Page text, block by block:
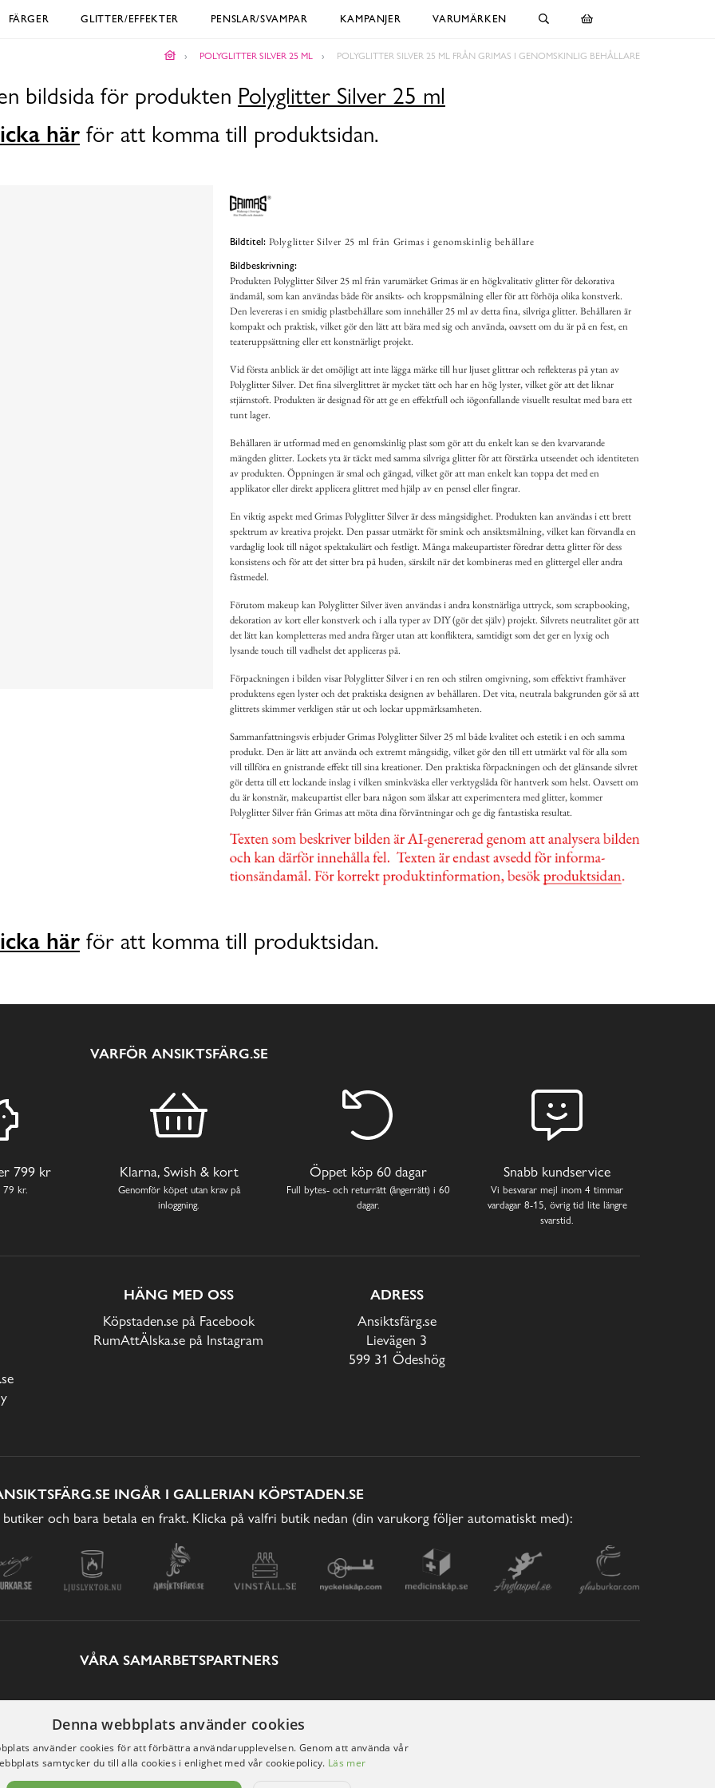
FÄRGER GLITTER/EFFEKTER PENSLAR/SVAMPAR KAMPANJER VARUMÄRKEN
POLYGLITTER SILVER 25 ML POLYGLITTER SILVER 25 ML FRÅN GRIMAS I GENOMSKINLIG BEHÅLLARE
bildsida för produkten Polyglitter Silver 25 ml
här för att komma till produktsidan.
Bildtitel: Polyglitter Silver 25 ml från Grimas i genomskinlig behållare
Bildbeskrivning:
Produkten Polyglitter Silver 25 ml från varumärket Grimas är en högkvalitativ glitter för dekorativa
ändamål, som kan användas både för ansikts- och kroppsmålning eller för att förhöja olika konstverk.
Den levereras i en smidig plastbehållare som innehåller 25 ml av detta fina, silvriga glitter. Behållaren är
kompakt och praktisk, vilket gör den lätt att bära med sig och använda, oavsett om du är på en fest, en
teateruppsättning eller ett konstnärligt projekt.
Vid första anblick är det omöjligt att inte lägga märke till hur ljuset glittrar och reflekteras på ytan av
Polyglitter Silver. Det fina silverglittret är mycket tätt och har en hög lyster, vilket gör att det liknar
stjärnstoft. Produkten är designad för att ge en effektfull och iögonfallande visuellt resultat med bara ett
tunt lager.
Behållaren är utformad med en genomskinlig plast som gör att du enkelt kan se den kvarvarande
mängden glitter. Lockets yta är täckt med samma silvriga glitter för att förstärka utseendet och identiteten
av produkten. Öppningen är smal och gängad, vilket gör att man enkelt kan toppa det med en
applikator eller direkt applicera glittret med hjälp av en pensel eller fingrar.
En viktig aspekt med Grimas Polyglitter Silver är dess mångsidighet. Produkten kan användas i ett brett
spektrum av kreativa projekt. Den passar utmärkt för smink och ansiktsmålning, vilket kan förvandla en
vardaglig look till något spektakulärt och festligt. Många makeupartister föredrar detta glitter för dess
konsistens och för att det sitter bra på huden, särskilt när det kombineras med en glittergel eller andra
fästmedel.
Förutom makeup kan Polyglitter Silver även användas i andra konstnärliga uttryck, som scrapbooking,
dekoration av kort eller konstverk och i alla typer av DIY (gör det själv) projekt. Silvrets neutralitet gör att
det lätt kan kompletteras med andra färger utan att konfliktera, samtidigt som det ger en lyxig och
lysande touch till vadhelst det appliceras på.
Förpackningen i bilden visar Polyglitter Silver i en ren och stilren omgivning, som effektivt framhäver
produktens egen lyster och det praktiska designen av behållaren. Det vita, neutrala bakgrunden gör så att
glittrets skimmer verkligen står ut och lockar uppmärksamheten.
Sammanfattningsvis erbjuder Grimas Polyglitter Silver 25 ml både kvalitet och estetik i en och samma
produkt. Den är lätt att använda och extremt mångsidig, vilket gör den till ett utmärkt val för alla som
vill tillföra en gnistrande effekt till sina kreationer. Den praktiska förpackningen och det glänsande silvret
gör detta till ett lockande inslag i vilken sminkväska eller verktygslåda för hantverk som helst. Oavsett om
du är konstnär, makeupartist eller bara någon som älskar att experimentera med glitter, kommer
Polyglitter Silver från Grimas att möta dina förväntningar och ge dig fantastiska resultat.
här för att komma till produktsidan.
VARFÖR ANSIKTSFÄRG.SE
799 kr
79 kr.
Klarna, Swish & kort
Genomför köpet utan krav på
inloggning.
Öppet köp 60 dagar
Full bytes- och returrätt (ångerrätt) i 60
dagar.
Snabb kundservice
Vi besvarar mejl inom 4 timmar
vardagar 8-15, övrig tid lite längre
svarstid.
HÄNG MED OSS
Köpstaden.se på Facebook
RumAttÄlska.se på Instagram
ADRESS
Ansiktsfärg.se
Lievägen 3
599 31 Ödeshög
INGÅR I GALLERIAN KÖPSTADEN.SE
och bara betala en frakt. Klicka på valfri butik nedan (din varukorg följer automatiskt med):
VÅRA SAMARBETSPARTNERS
Denna webbplats använder cookies
använder cookies för att förbättra användarupplevelsen. Genom att använda vår
samtycker du till alla cookies i enlighet med vår cookiepolicy. Läs mer